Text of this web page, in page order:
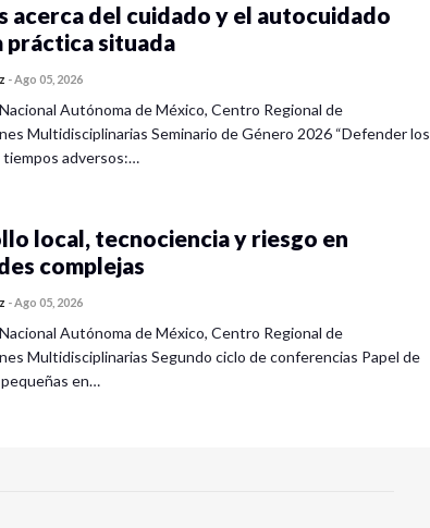
acerca del cuidado y el autocuidado
práctica situada
-Ago 05, 2026
Autónoma de México, Centro Regional de
Multidisciplinarias Seminario de Género 2026 “Defender los
adversos:…
local, tecnociencia y riesgo en
complejas
-Ago 05, 2026
Autónoma de México, Centro Regional de
Multidisciplinarias Segundo ciclo de conferencias Papel de
en…